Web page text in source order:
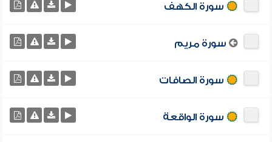
سورة الكهف
سورة مريم
سورة الصافات
سورة الواقعة